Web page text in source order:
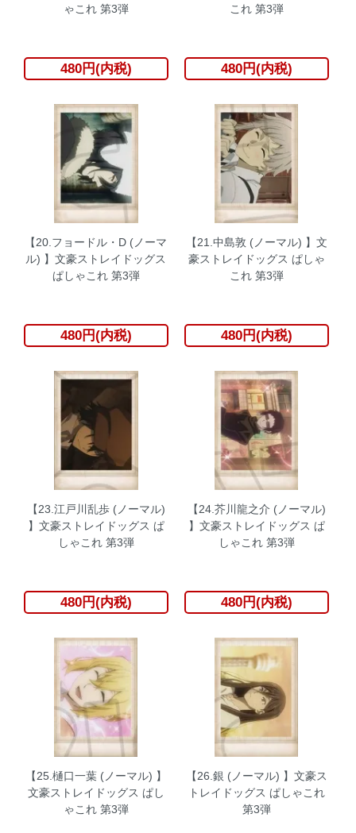
ゃこれ 第3弾
480円(内税)
これ 第3弾
480円(内税)
【20.フョードル・D (ノーマ
ル) 】文豪ストレイドッグス
ぱしゃこれ 第3弾
480円(内税)
【21.中島敦 (ノーマル) 】文
豪ストレイドッグス ぱしゃ
これ 第3弾
480円(内税)
【23.江戸川乱歩 (ノーマル)
】文豪ストレイドッグス ぱ
しゃこれ 第3弾
480円(内税)
【24.芥川龍之介 (ノーマル)
】文豪ストレイドッグス ぱ
しゃこれ 第3弾
480円(内税)
【25.樋口一葉 (ノーマル) 】
文豪ストレイドッグス ぱし
ゃこれ 第3弾
【26.銀 (ノーマル) 】文豪ス
トレイドッグス ぱしゃこれ
第3弾